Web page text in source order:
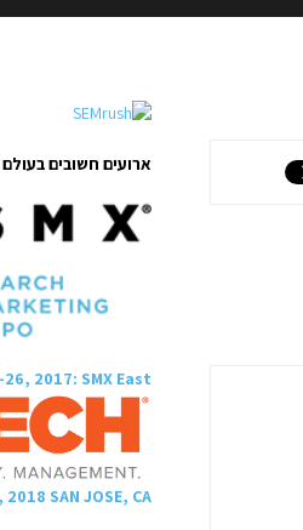
ארועים חשובים בעולם
2017: SMX East
SAN JOSE, CA